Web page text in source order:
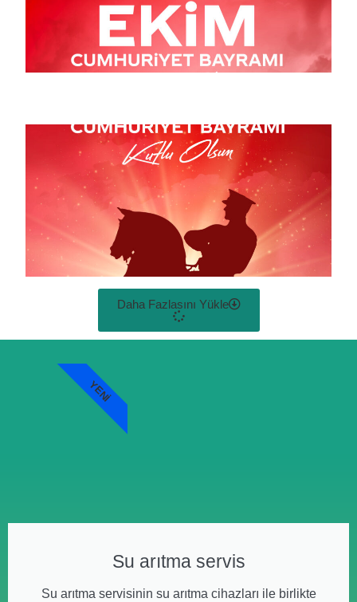
Daha Fazlasını Yükle
Su arıtma servis
Su arıtma servisinin su arıtma cihazları ile birlikte
YENI